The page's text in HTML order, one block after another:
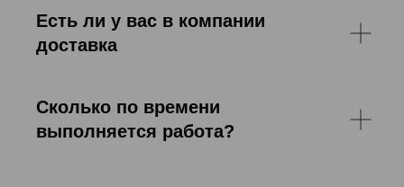
Есть ли у вас в компании
доставка
Сколько по времени
выполняется работа?